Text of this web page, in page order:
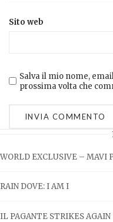
Sito web
Salva il mio nome,
prossima volta che
WORLD EXCLUSIVE – MAVI
RAIN DOVE: I AM I
IL PAGANTE STRIKES AGAIN